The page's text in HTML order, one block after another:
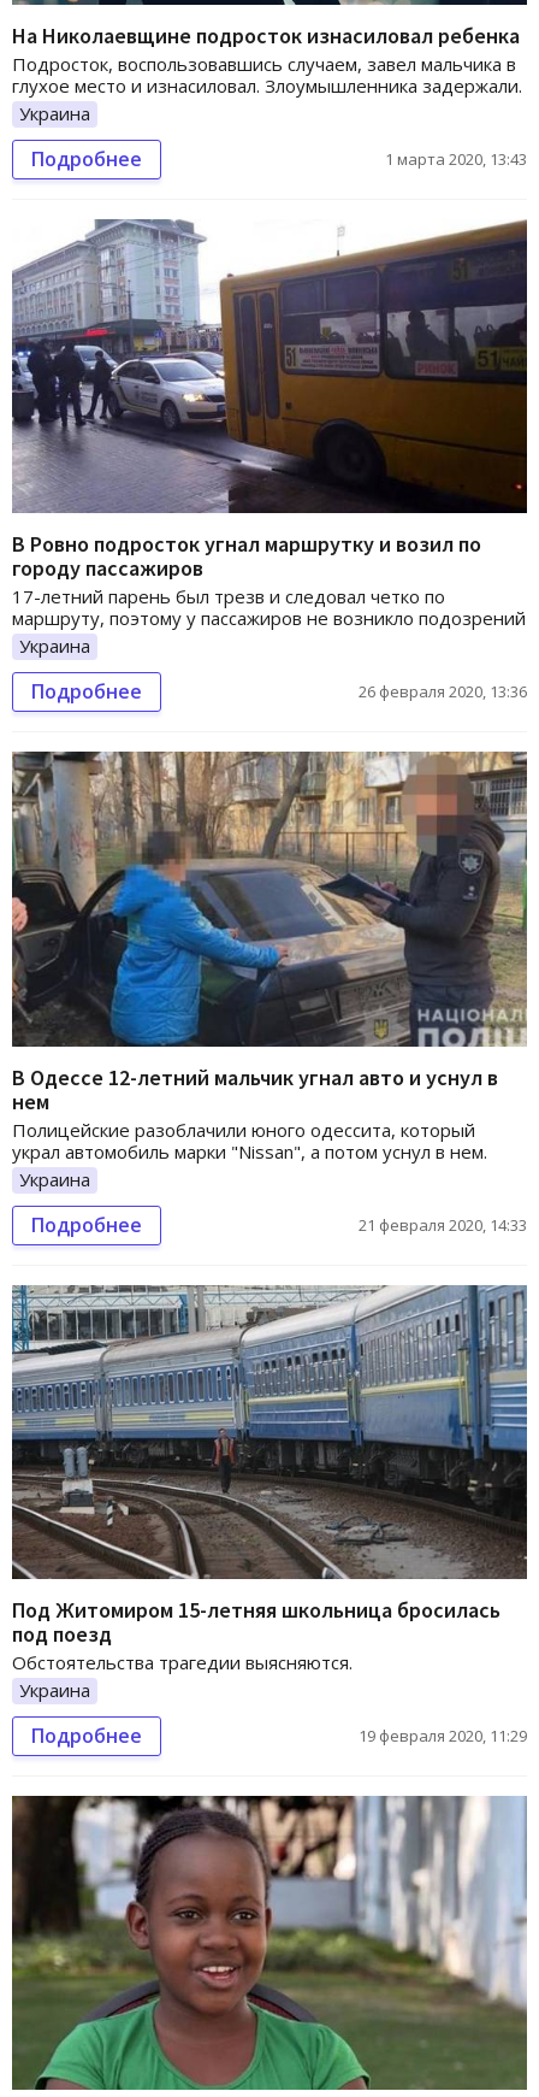
На Николаевщине подросток изнасиловал ребенка
Подросток, воспользовавшись случаем, завел мальчика в
глухое место и изнасиловал. Злоумышленника задержали.
Украина
Подробнее 1 марта 2020, 13:43
В Ровно подросток угнал маршрутку и возил по
городу пассажиров
17-летний парень был трезв и следовал четко по
маршруту, поэтому у пассажиров не возникло подозрений
Украина
Подробнее 26 февраля 2020, 13:36
В Одессе 12-летний мальчик угнал авто и уснул в
нем
Полицейские разоблачили юного одессита, который
украл автомобиль марки "Nissan", а потом уснул в нем.
Украина
Подробнее 21 февраля 2020, 14:33
Под Житомиром 15-летняя школьница бросилась
под поезд
Обстоятельства трагедии выясняются.
Украина
Подробнее 19 февраля 2020, 11:29